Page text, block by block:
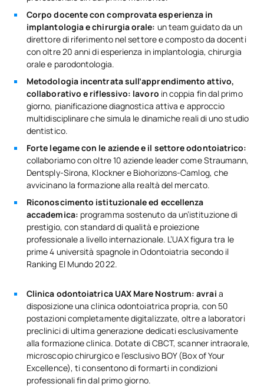
Corpo docente con comprovata esperienza in
implantologia e chirurgia orale: un team guidato da un
direttore di riferimento nel settore e composto da docenti
con oltre 20 anni di esperienza in implantologia, chirurgia
orale e parodontologia.
Metodologia incentrata sull’apprendimento attivo,
collaborativo e riflessivo: lavoro in coppia fin dal primo
giorno, pianificazione diagnostica attiva e approccio
multidisciplinare che simula le dinamiche reali di uno studio
dentistico.
Forte legame con le aziende e il settore odontoiatrico:
collaboriamo con oltre 10 aziende leader come Straumann,
Dentsply-Sirona, Klockner e Biohorizons-Camlog, che
avvicinano la formazione alla realtà del mercato.
Riconoscimento istituzionale ed eccellenza
accademica: programma sostenuto da un’istituzione di
prestigio, con standard di qualità e proiezione
professionale a livello internazionale. L’UAX figura tra le
prime 4 università spagnole in Odontoiatria secondo il
Ranking El Mundo 2022.
Clinica odontoiatrica UAX Mare Nostrum: avrai a
disposizione una clinica odontoiatrica propria, con 50
postazioni completamente digitalizzate, oltre a laboratori
preclinici di ultima generazione dedicati esclusivamente
alla formazione clinica. Dotate di CBCT, scanner intraorale,
microscopio chirurgico e l’esclusivo BOY (Box of Your
Excellence), ti consentono di formarti in condizioni
professionali fin dal primo giorno.